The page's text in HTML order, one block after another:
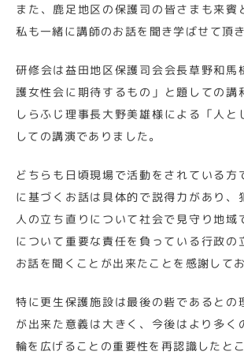
また、鹿足地区の保護司の皆さまも来賓
私も一緒に講師のお話を聞き学ばせて頂き
研修会は益田地区保護司会会長草野和馬
護女性会に期待するもの」と題しての講
しらふじ理事長大野美雄様による「人と
しての講演でありました。
どちらも日頃現場で活動をされている方
に基づくお話は具体的で説得力があり、
人の立ち直りについて社会で見守り地域
について重要な責任を負っている行政の
お話を聞くことが出来たことを感謝してお
特に更生保護施設は最後の砦であるとの
が出来た意義は大きく、今後はより多く
輪を広げることの重要性を再認識したと